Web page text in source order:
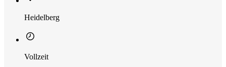
Heidelberg
Vollzeit